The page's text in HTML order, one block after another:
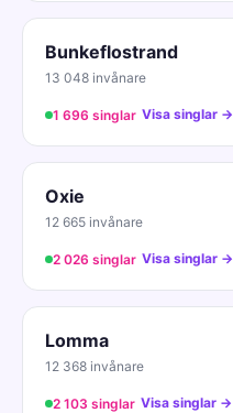
Bunkeflostrand
13 048 invånare
1 696 singlar Visa singlar →
Oxie
12 665 invånare
2 026 singlar Visa singlar →
Lomma
12 368 invånare
2 103 singlar Visa singlar →